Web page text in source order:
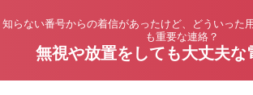
知らない番号からの着信があったけど、どういった
も重要な連絡？
無視や放置をしても大丈夫な